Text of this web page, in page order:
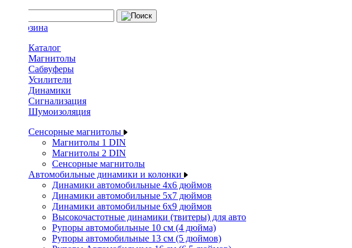
Каталог
Магнитолы
Сабвуферы
Усилители
Динамики
Сигнализация
Шумоизоляция
Сенсорные магнитолы
Магнитолы 1 DIN
Магнитолы 2 DIN
Сенсорные магнитолы
Автомобильные динамики и колонки
Динамики автомобильные 4x6 дюймов
Динамики автомобильные 5x7 дюймов
Динамики автомобильные 6x9 дюймов
Высокочастотные динамики (твитеры) для авто
Рупоры автомобильные 10 см (4 дюйма)
Рупоры автомобильные 13 см (5 дюймов)